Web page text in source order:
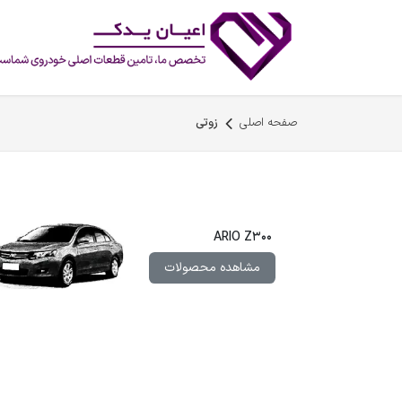
صرف نظر و مشاهده محتوا
صفحه اصلی زوتی
مشاهده محصولات